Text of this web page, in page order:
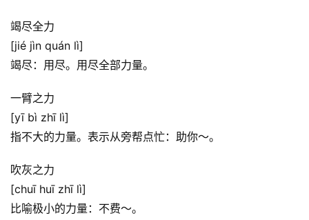
竭尽全力
[jié jìn quán lì]
竭尽：用尽。用尽全部力量。
一臂之力
[yī bì zhī lì]
指不大的力量。表示从旁帮点忙：助你～。
吹灰之力
[chuī huī zhī lì]
比喻极小的力量：不费～。